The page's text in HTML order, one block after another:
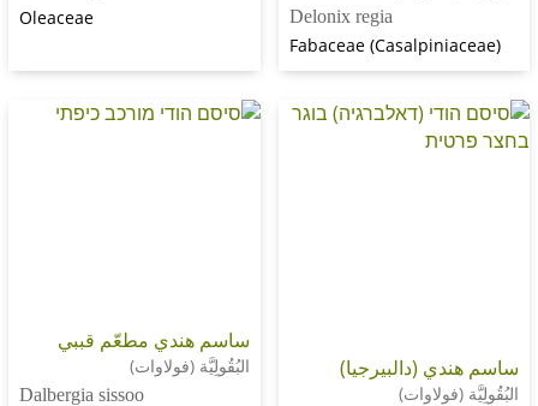
Delonix regia
Fabaceae
(دالبيرجيا)
ساسم هندي مطعّم قببي
البُقُولِيَّة (فولاوات)
Dalbergia sissoo